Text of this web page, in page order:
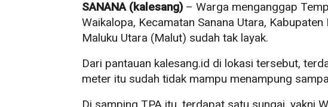
SANANA (kalesang) – Warga menganggap
Waikalopa, Kecamatan Sanana Utara,
Maluku Utara (Malut) sudah tak layak.
Dari pantauan kalesang.id di lokasi tersebut,
meter itu sudah tidak mampu menampung